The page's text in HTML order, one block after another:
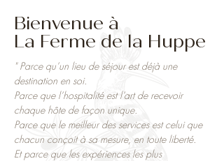
Bienvenue à
La Ferme de la Huppe
" Parce qu’un lieu de séjour est déjà une
destination en soi.
Parce que l’hospitalité est l’art de recevoir
chaque hôte de façon unique.
Parce que le meilleur des services est celui que
chacun conçoit à sa mesure, en toute liberté.
Et parce que les expériences les plus